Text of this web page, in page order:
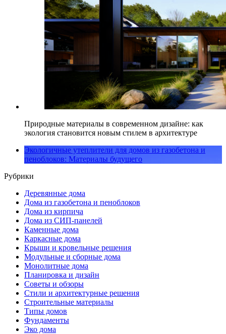
Природные материалы в современном дизайне: как
экология становится новым стилем в архитектуре
Экологичные утеплители для домов из газобетона и
пеноблоков: Материалы будущего
Рубрики
Деревянные дома
Дома из газобетона и пеноблоков
Дома из кирпича
Дома из СИП-панелей
Каменные дома
Каркасные дома
Крыши и кровельные решения
Модульные и сборные дома
Монолитные дома
Планировка и дизайн
Советы и обзоры
Стили и архитектурные решения
Строительные материалы
Типы домов
Фундаменты
Эко дома